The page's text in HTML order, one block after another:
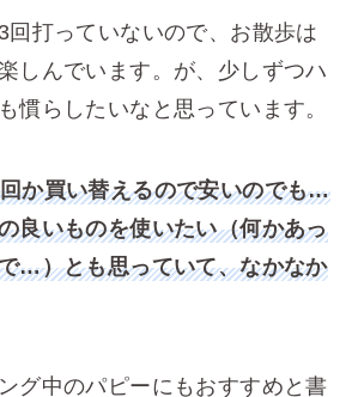
回打っていないので、お散歩は
しんでいます。が、少しずつハ
慣らしたいなと思っています。
か買い替えるので安いのでも…
良いものを使いたい（何かあっ
…）とも思っていて、なかなか
グ中のパピーにもおすすめと書